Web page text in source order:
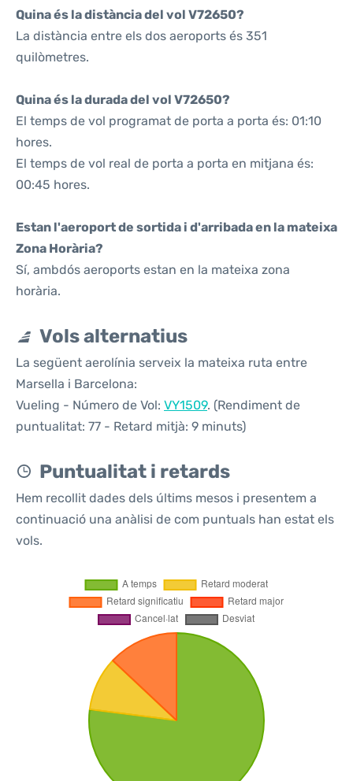
Quina és la distància del vol V72650?
La distància entre els dos aeroports és 351
quilòmetres.
Quina és la durada del vol V72650?
El temps de vol programat de porta a porta és: 01:10
hores.
El temps de vol real de porta a porta en mitjana és:
00:45 hores.
Estan l'aeroport de sortida i d'arribada en la mateixa
Zona Horària?
Sí, ambdós aeroports estan en la mateixa zona
horària.
Vols alternatius
La següent aerolínia serveix la mateixa ruta entre
Marsella i Barcelona:
Vueling - Número de Vol: VY1509. (Rendiment de
puntualitat: 77 - Retard mitjà: 9 minuts)
Puntualitat i retards
Hem recollit dades dels últims mesos i presentem a
continuació una anàlisi de com puntuals han estat els
vols.